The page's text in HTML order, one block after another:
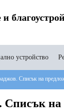
устройство
Списък на
Списък на